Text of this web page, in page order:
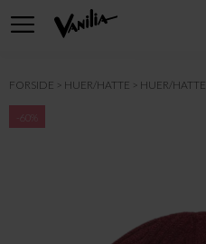
FORSIDE HUER/HATTE HUER/HATTE
-60%